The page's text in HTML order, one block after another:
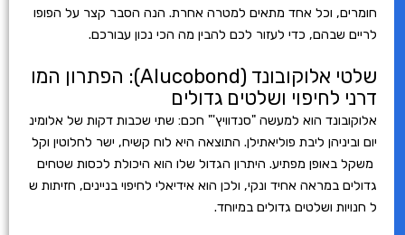
חומרים, וכל אחד מתאים למטרה אחרת. הנה הסבר קצר על הפופו
לריים שבהם, כדי לעזור לכם להבין מה הכי נכון עבורכם.
שלטי אלוקובונד (Alucobond): הפתרון המו
דרני לחיפוי ושלטים גדולים
אלוקובונד הוא למעשה "סנדוויץ'" חכם: שתי שכבות דקות של אלומינ
יום וביניהן ליבת פוליאתילן. התוצאה היא לוח קשיח, ישר לחלוטין וקל
משקל באופן מפתיע. היתרון הגדול שלו הוא היכולת לכסות שטחים
גדולים במראה אחיד ונקי, ולכן הוא אידיאלי לחיפוי בניינים, חזיתות ש
ל חנויות ושלטים גדולים במיוחד.